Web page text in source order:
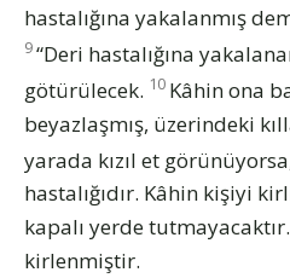
hastalığına yakalanmış
9“Deri hastalığına
götürülecek. 10 Kâhin ona
beyazlaşmış, üzerindeki
yarada kızıl et
hastalığıdır. Kâhin kişiyi
kapalı yerde
kirlenmiştir.